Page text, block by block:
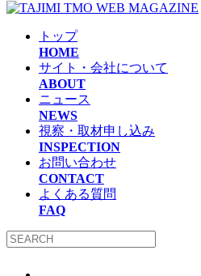
トップ
HOME
サイト・会社について
ABOUT
ニュース
NEWS
視察・取材申し込み
INSPECTION
お問い合わせ
CONTACT
よくある質問
FAQ